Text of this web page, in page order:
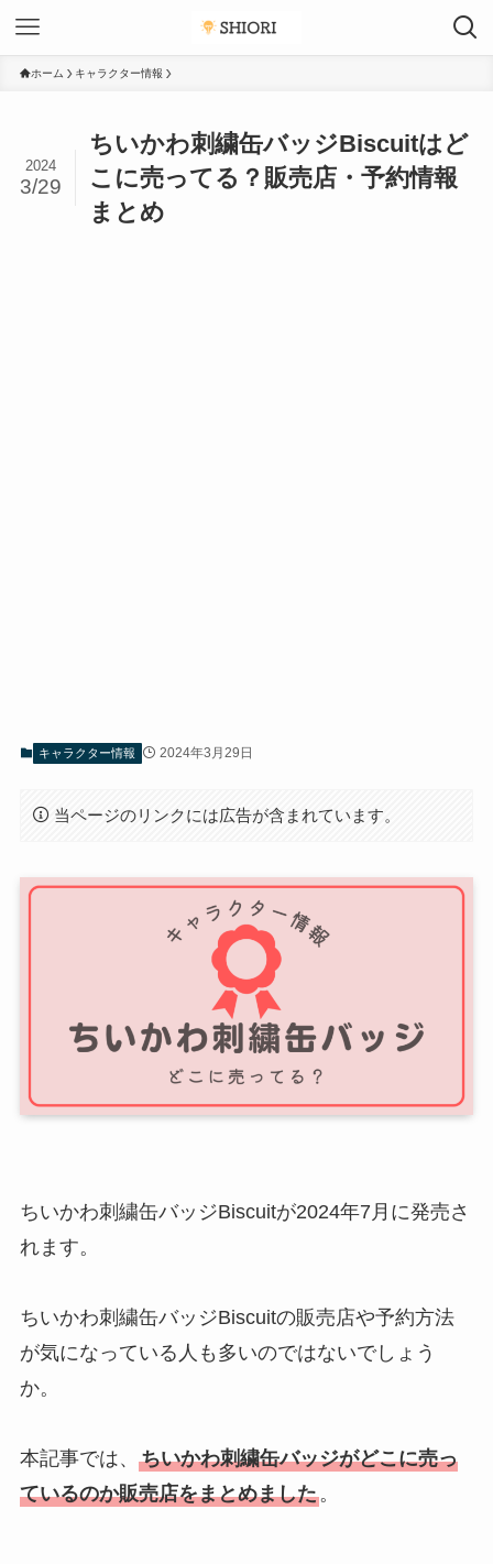
ホーム キャラクター情報
ちいかわ刺繍缶バッジBiscuitはど
こに売ってる？販売店・予約情報
まとめ
2024
3/29
キャラクター情報 2024年3月29日
当ページのリンクには広告が含まれています。
ちいかわ刺繍缶バッジBiscuitが2024年7月に発売さ
れます。
ちいかわ刺繍缶バッジBiscuitの販売店や予約方法
が気になっている人も多いのではないでしょう
か。
本記事では、 ちいかわ刺繍缶バッジがどこに売っ
ているのか販売店をまとめました。